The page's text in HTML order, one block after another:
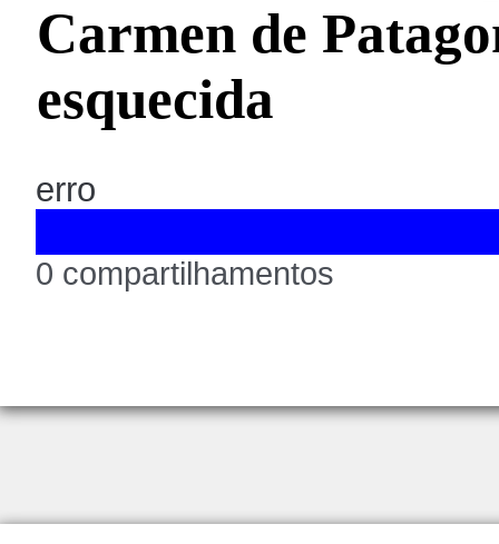
Carmen de
esquecida
erro
0 compartilhamentos